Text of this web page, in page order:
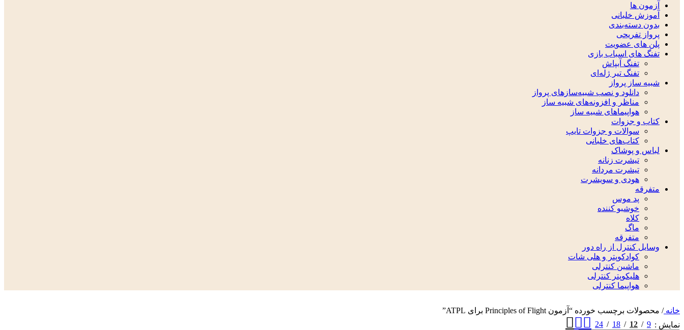
آزمون ها
آموزش خلبانی
بدون دسته‌بندی
پرواز تفریحی
پلن های عضویت
تفنگ های اسباب بازی
تفنگ آبپاش
تفنگ تیر ژله‌ای
شبیه ساز پرواز
دانلود و نصب شبیه‌سازهای پرواز
مناظر و افزونه‌های شبیه ساز
هواپیماهای شبیه ساز
کتاب و جزوات
سوالات و جزوات تایپ
کتاب‌های خلبانی
لباس و پوشاک
تیشرت زنانه
تیشرت مردانه
هودی و سویشرت
متفرقه
پد موس
خوشبو کننده
کلاه
ماگ
متفرقه
وسایل کنترل از راه دور
کوادکوپتر و هلی شات
ماشین کنترلی
هلیکوپتر کنترلی
هواپیما کنترلی
خانه/ محصولات برچسب خورده “آزمون Principles of Flight برای ATPL”
نمایش
9
12
18
24